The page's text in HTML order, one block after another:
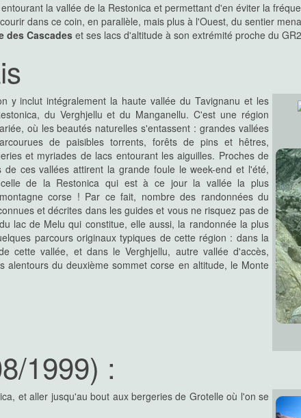
l'île"et une curiosité naturelle
Tafonatu", font de cette
GR20 oblige, mais, pour ces
vous accompagner...
de la Corse que ce lac
corse !
d'eau entourée d'herbe
tourbeuses qui marquent le
et des cochons en liberté, et
le tout...
le surnom de la Corse,
près de 1300m est proche de
assez originale en vous
rocheux montagnards de la
et très beau, il est connu par
proche du GR20...
2456
la vallée de la Restonica et permettant d'en éviter la
dans ce coin, en parallèle, mais plus à l'Ouest, du sentier
des Cascades et ses lacs d'altitude à son extrémité proche du
y inclut intégralement la haute vallée du Tavignanu et les
du Verghjellu et du Manganellu. C'est une région
où les beautés naturelles s'entassent : grandes vallées
de paisibles torrents, forêts de pins et hêtres,
et myriades de lacs entourant les aiguilles. Proches de
de ces vallées attirent la grande foule le week-end et l'été,
celle de la Restonica qui est à ce jour la vallée la plus
corse ! Par ce fait, nombre des randonnées du
et décrites dans les guides et vous ne risquez pas de
lac de Melu qui constitue, elle aussi, la randonnée la plus
parcours originaux typiques de cette région : dans la
cette vallée, et dans le Verghjellu, autre vallée d'accès,
du deuxième sommet corse en altitude, le Monte
1999) :
et aller jusqu'au bout aux bergeries de Grotelle où l'on se